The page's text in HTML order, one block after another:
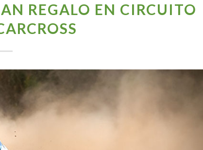
REGALO EN CIRCUITO